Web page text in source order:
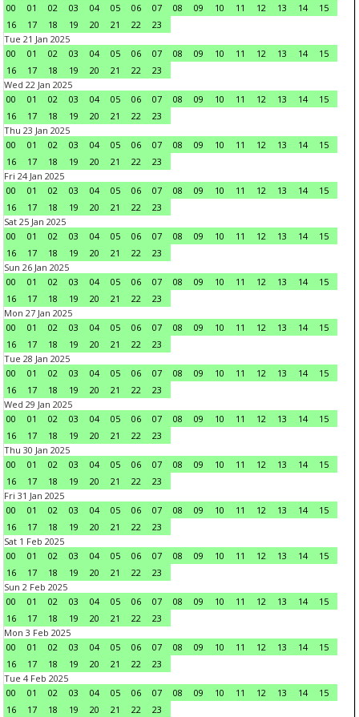
00
01 02 03 04 05 06 07 08 09 10 11 12 13 14
15
16
17 18 19 20 21 22
23
Tue 21 Jan 2025
00
01 02 03 04 05 06 07 08 09 10 11 12 13 14
15
16
17 18 19 20 21 22
23
Wed 22 Jan 2025
00
01 02 03 04 05 06 07 08 09 10 11 12 13 14
15
16
17 18 19 20 21 22
23
Thu 23 Jan 2025
00
01 02 03 04 05 06 07 08 09 10 11 12 13 14
15
16
17 18 19 20 21 22
23
Fri 24 Jan 2025
00
01 02 03 04 05 06 07 08 09 10 11 12 13 14
15
16
17 18 19 20 21 22
23
Sat 25 Jan 2025
00
01 02 03 04 05 06 07 08 09 10 11 12 13 14
15
16
17 18 19 20 21 22
23
Sun 26 Jan 2025
00
01 02 03 04 05 06 07 08 09 10 11 12 13 14
15
16
17 18 19 20 21 22
23
Mon 27 Jan 2025
00
01 02 03 04 05 06 07 08 09 10 11 12 13 14
15
16
17 18 19 20 21 22
23
Tue 28 Jan 2025
00
01 02 03 04 05 06 07 08 09 10 11 12 13 14
15
16
17 18 19 20 21 22
23
Wed 29 Jan 2025
00
01 02 03 04 05 06 07 08 09 10 11 12 13 14
15
16
17 18 19 20 21 22
23
Thu 30 Jan 2025
00
01 02 03 04 05 06 07 08 09 10 11 12 13 14
15
16
17 18 19 20 21 22
23
Fri 31 Jan 2025
00
01 02 03 04 05 06 07 08 09 10 11 12 13 14
15
16
17 18 19 20 21 22
23
Sat 1 Feb 2025
00
01 02 03 04 05 06 07 08 09 10 11 12 13 14
15
16
17 18 19 20 21 22
23
Sun 2 Feb 2025
00
01 02 03 04 05 06 07 08 09 10 11 12 13 14
15
16
17 18 19 20 21 22
23
Mon 3 Feb 2025
00
01 02 03 04 05 06 07 08 09 10 11 12 13 14
15
16
17 18 19 20 21 22
23
Tue 4 Feb 2025
00
01 02 03 04 05 06 07 08 09 10 11 12 13 14
15
16
17 18 19 20 21 22
23